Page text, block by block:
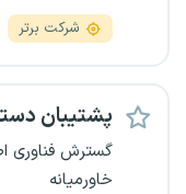
شرکت برتر
پشتیبان
گسترش فناوری
خاورمیانه